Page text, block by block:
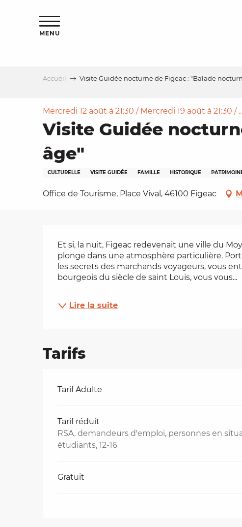
MENU
Accueil Visite Guidée nocturne de Figeac : "Balade
Mercredi 12 août à 21:30 / Mercredi 19 août à 21:30 /
Visite Guidée
âge"
CULTURELLE VISITE GUIDÉE FAMILLE HISTORIQUE
Office de Tourisme, Place Vival, 46100 Figeac
Description
Et si, la nuit, Figeac redevenait une ville du
plonge dans une atmosphère particulière.
les secrets des marchands voyageurs, vous
bourgeois du siècle de saint Louis, vous vous...
Lire la suite
Tarifs
Tarifs 2026
Tarif Adulte
Tarif réduit
RSA, demandeurs d'emploi, personnes en
étudiants, 12-16
Gratuit